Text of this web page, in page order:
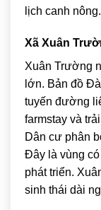
lịch canh nông.
Xã Xuân
Xuân Trường
lớn. Bản đồ
tuyến đường
farmstay và
Dân cư phân
Đây là vùng
phát triển.
sinh thái dài